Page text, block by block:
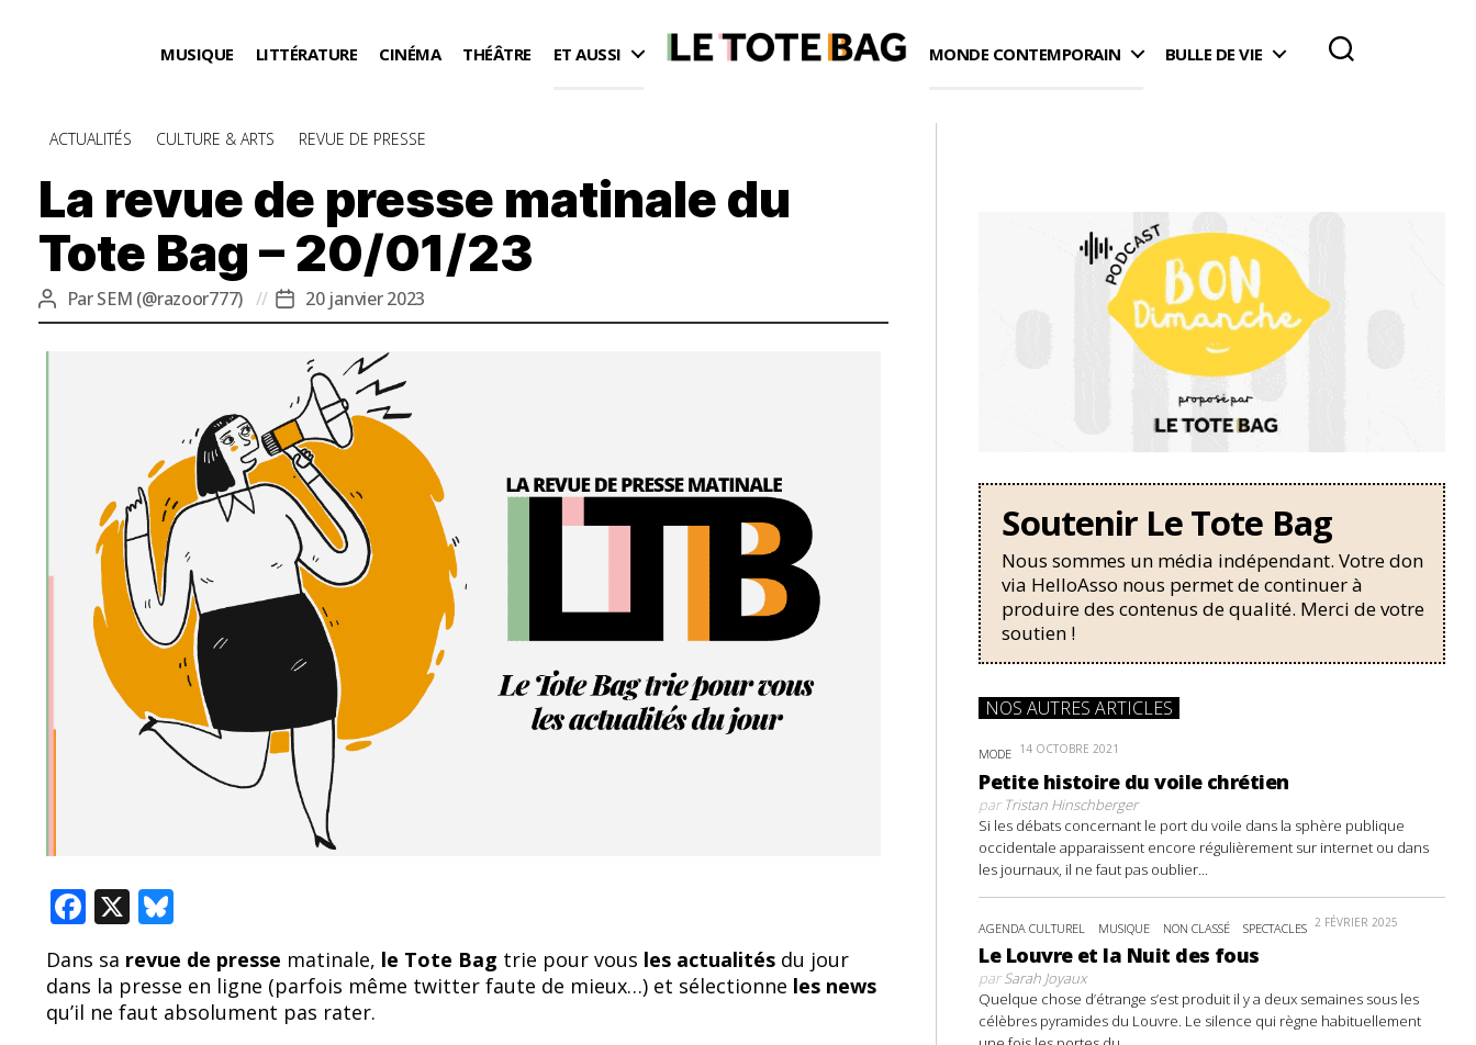
MUSIQUE LITTÉRATURE CINÉMA THÉÂTRE ET AUSSI MONDE CONTEMPORAIN BULLE DE VIE
Catégories
ACTUALITÉS CULTURE & ARTS REVUE DE PRESSE
La revue de presse matinale du
Tote Bag – 20/01/23
Auteur
de
l’article
ParSEM (@razoor777)
Date
de
20 janvier 2023
F
e
b
X
u
e
sk
Dans sa revue de presse matinale, le Tote Bag trie pour vous les actualités du jour
dans la presse en ligne (parfois même twitter faute de mieux…) et sélectionne les news
qu’il ne faut absolument pas rater.
Soutenir Le Tote Bag
Nous sommes un média indépendant. Votre don
via HelloAsso nous permet de continuer à
produire des contenus de qualité. Merci de votre
soutien !
NOS AUTRES ARTICLES
MODE 14 OCTOBRE 2021
Petite histoire du voile chrétien
parTristan Hinschberger
Si les débats concernant le port du voile dans la sphère publique
occidentale apparaissent encore régulièrement sur internet ou dans
les journaux, il ne faut pas oublier...
AGENDA CULTUREL MUSIQUE NON CLASSÉ SPECTACLES 2 FÉVRIER 2025
Le Louvre et la Nuit des fous
parSarah Joyaux
Quelque chose d’étrange s’est produit il y a deux semaines sous les
célèbres pyramides du Louvre. Le silence qui règne habituellement